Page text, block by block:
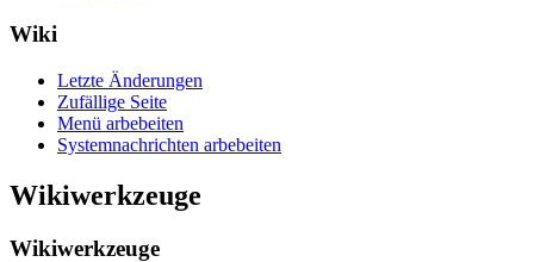
Wiki
Letzte Änderungen
Zufällige Seite
Menü arbebeiten
Systemnachrichten arbebeiten
Wikiwerkzeuge
Wikiwerkzeuge